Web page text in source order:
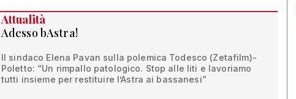
Attualità
Adesso bAstra!
Il sindaco Elena Pavan sulla polemica Todesco (Zetafilm)-
Poletto: “Un rimpallo patologico. Stop alle liti e lavoriamo
tutti insieme per restituire l’Astra ai bassanesi”